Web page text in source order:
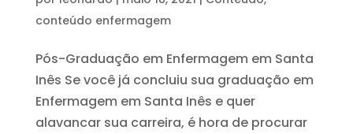
conteúdo enfermagem
Pós-Graduação em Enfermagem em Santa
Inês Se você já concluiu sua graduação em
Enfermagem em Santa Inês e quer
alavancar sua carreira, é hora de procurar